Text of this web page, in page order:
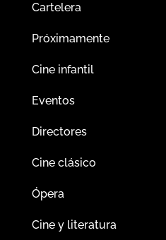
Cartelera
Próximamente
Cine infantil
Eventos
Directores
Cine clásico
Ópera
Cine y literatura